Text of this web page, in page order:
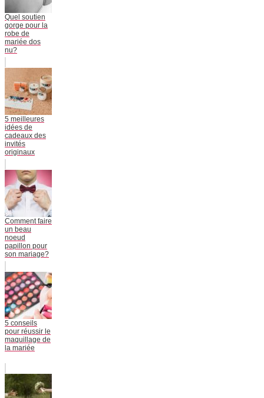
Quel soutien
gorge pour la
robe de
mariée dos
nu?
5 meilleures
idées de
cadeaux des
invités
originaux
Comment faire
un beau
noeud
papillon pour
son mariage?
5 conseils
pour réussir le
maquillage de
la mariée